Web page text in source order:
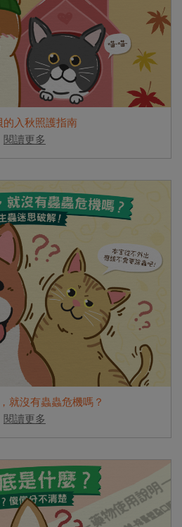
的入秋照護指南
閱讀更多
就沒有蟲蟲危機嗎？
閱讀更多